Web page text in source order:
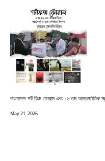
বাংলাদেশ শর্ট ফিল্ম ফোরাম এবং ১৬ তম আন্তর্জাতিক
May 21, 2026